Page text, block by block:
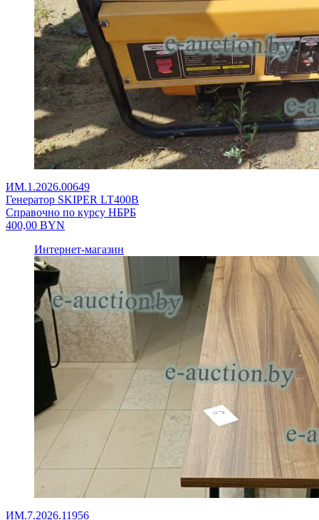
ИМ.1.2026.00649
Генератор SKIPER LT400В
Справочно по курсу НБРБ
400,00 BYN
Интернет-магазин
ИМ.7.2026.11956